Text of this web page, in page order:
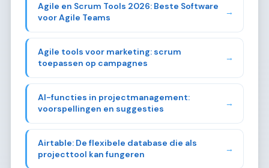
Agile en Scrum Tools 2026: Beste Software
voor Agile Teams
→
Agile tools voor marketing: scrum
toepassen op campagnes
→
AI-functies in projectmanagement:
voorspellingen en suggesties
→
Airtable: De flexibele database die als
projecttool kan fungeren
→